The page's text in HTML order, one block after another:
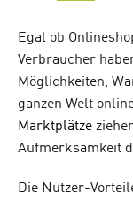
Egal ob
Verbraucher
Möglichkeiten,
ganzen Welt
Marktplätze
Aufmerksamkeit
Die Nutzer-